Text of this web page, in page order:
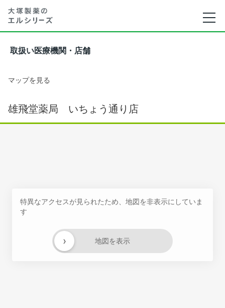
取扱い医療機関・店舗
マップを見る
雄飛堂薬局 いちょう通り店
特異なアクセスが見られたため、地図を非表示にしていま
す
地図を表示
›